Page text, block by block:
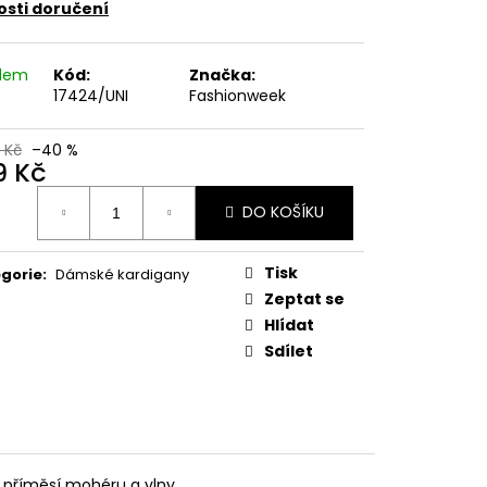
doručení
Kód:
17424/UNI
Značka:
Fashionweek
Kč –40 %
Kč
DO KOŠÍKU
: Dámské kardigany
Tisk
Zeptat se
Hlídat
Sdílet
VZOR,
UB-MURRAY